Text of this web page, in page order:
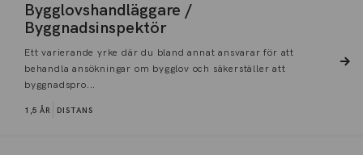
Bygglovshandläggare /
Byggnadsinspektör
Ett varierande yrke där du bland annat ansvarar för att
behandla ansökningar om bygglov och säkerställer att
byggnadspro...
1,5 ÅR DISTANS